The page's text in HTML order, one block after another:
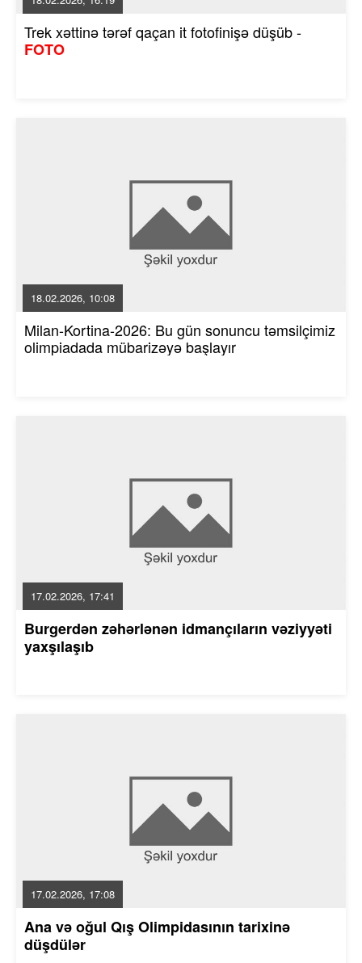
Trek xəttinə tərəf qaçan it fotofinişə düşüb -
FOTO
18.02.2026, 10:08
Milan-Kortina-2026: Bu gün sonuncu təmsilçimiz
olimpiadada mübarizəyə başlayır
17.02.2026, 17:41
Burgerdən zəhərlənən idmançıların vəziyyəti
yaxşılaşıb
17.02.2026, 17:08
Ana və oğul Qış Olimpidasının tarixinə
düşdülər